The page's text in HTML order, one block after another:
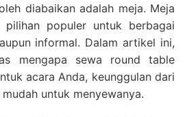
diabaikan adalah meja. Meja
populer untuk berbagai
informal. Dalam artikel ini,
mengapa sewa round table
acara Anda, keunggulan dari
untuk menyewanya.